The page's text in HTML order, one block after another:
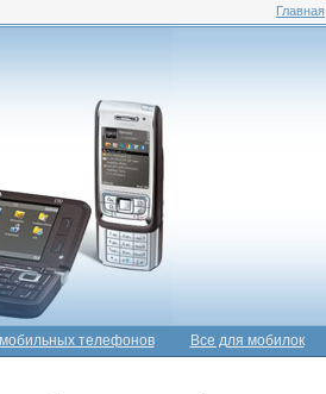
телефонов Все для мобилок
Главная